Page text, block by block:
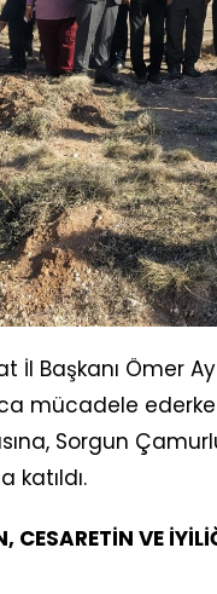
İl Başkanı Ömer
mücadele
Sorgun
katıldı.
CESARETİN VE